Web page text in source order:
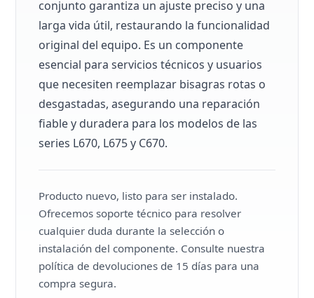
conjunto garantiza un ajuste preciso y una
larga vida útil, restaurando la funcionalidad
original del equipo. Es un componente
esencial para servicios técnicos y usuarios
que necesiten reemplazar bisagras rotas o
desgastadas, asegurando una reparación
fiable y duradera para los modelos de las
series L670, L675 y C670.
Producto nuevo, listo para ser instalado.
Ofrecemos soporte técnico para resolver
cualquier duda durante la selección o
instalación del componente. Consulte nuestra
política de devoluciones de 15 días para una
compra segura.